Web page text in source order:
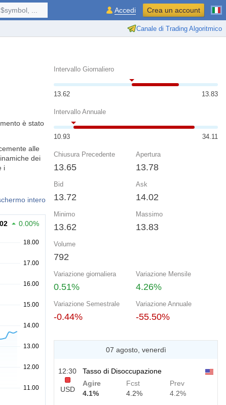
Canale di Trading Algoritmico
... Accedi Crea un account
è stato
alle
dei
i
intero
0.00%
Intervallo Giornaliero
13.62 13.83
Intervallo Annuale
10.93 34.11
Chiusura Precedente
13.65
Apertura
13.78
Bid
13.72
Ask
14.02
Minimo
13.62
Massimo
13.83
Volume
792
Variazione giornaliera
0.51%
Variazione Mensile
4.26%
Variazione Semestrale
-0.44%
Variazione Annuale
-55.50%
07 agosto, venerdì
12:30
USD
Tasso di Disoccupazione
Agire
4.1%
Fcst
4.2%
Prev
4.2%